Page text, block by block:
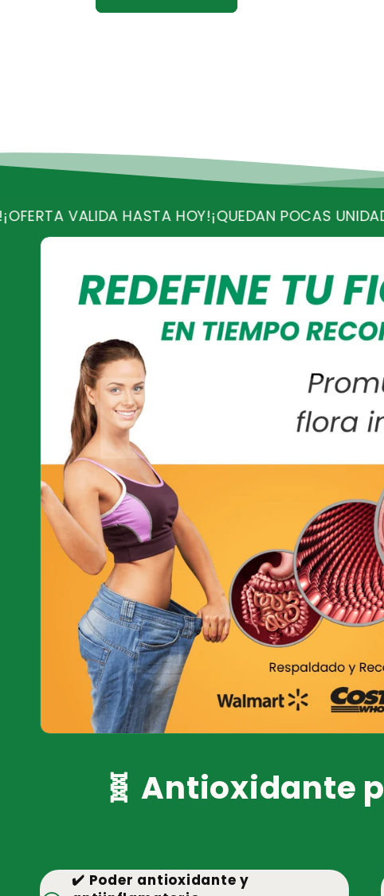
HASTA HOY!¡QUEDAN POCAS UNIDADES!¡RECIBE
🧬 Antioxidante
✔️ Poder antioxidante y